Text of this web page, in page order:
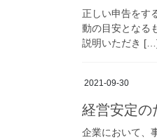
正しい申告をす
動の目安となる
説明いただき
2021-09-30
経営安定の
企業において、